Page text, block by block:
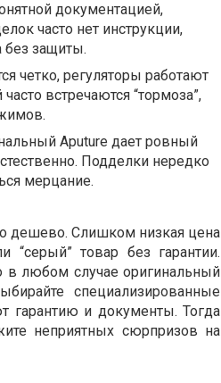
документацией,
часто нет инструкции,
без защиты.
четко, регуляторы работают
встречаются “тормоза”,
Aputure дает ровный
Подделки нередко
мерцание.
дешево. Слишком низкая цена
“серый” товар без гарантии.
в любом случае оригинальный
специализированные
гарантию и документы. Тогда
неприятных сюрпризов на